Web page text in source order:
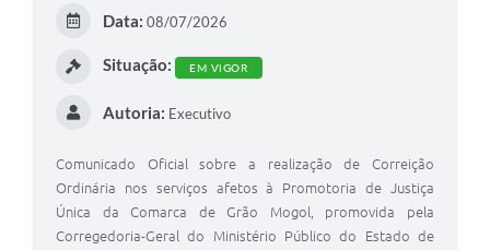
Data: 08/07/2026
Situação: EM VIGOR
Autoria: Executivo
Comunicado Oficial sobre a realização de Correição
Ordinária nos serviços afetos à Promotoria de Justiça
Única da Comarca de Grão Mogol, promovida pela
Corregedoria-Geral do Ministério Público do Estado de